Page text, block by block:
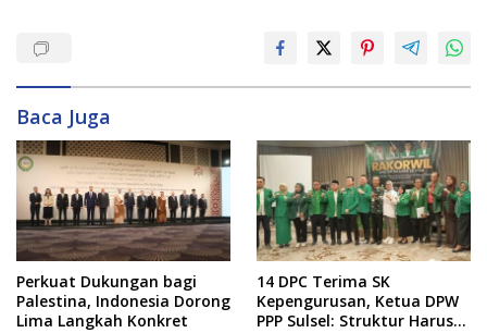
Baca Juga
Perkuat Dukungan bagi
Palestina, Indonesia Dorong
Lima Langkah Konkret
14 DPC Terima SK
Kepengurusan, Ketua DPW
PPP Sulsel: Struktur Harus